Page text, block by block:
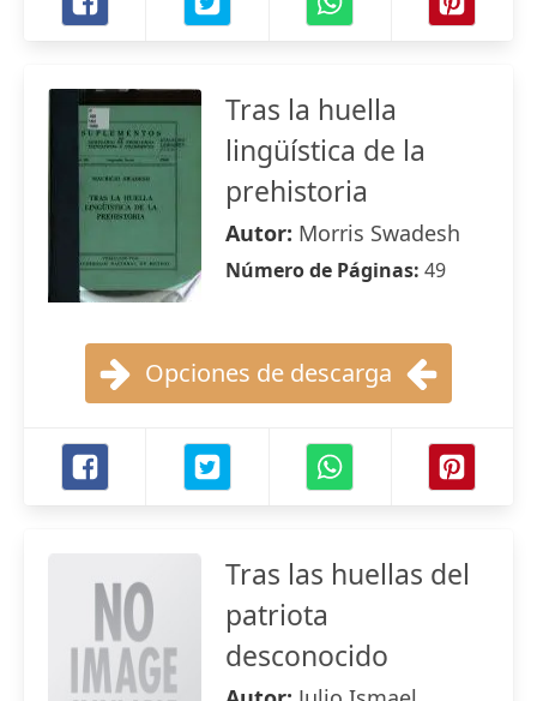
Tras la huella
lingüística de la
prehistoria
Autor: Morris Swadesh
Número de Páginas: 49
Opciones de descarga
Tras las huellas del
patriota
desconocido